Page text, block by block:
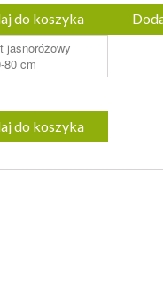
do koszyka
do koszyka